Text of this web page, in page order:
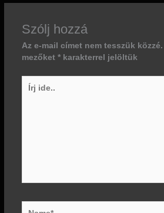
Szólj hozzá
Az e-mail címet nem tesszük közzé.
mezőket *karakterrel jelöltük
ide..